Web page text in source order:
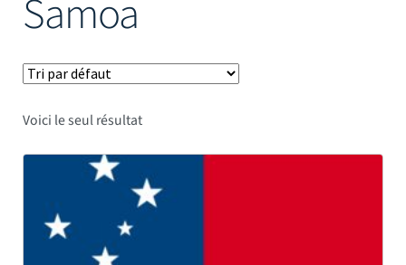
Mâts
Samoa
Voici le seul résultat